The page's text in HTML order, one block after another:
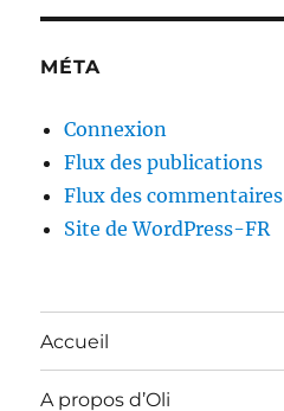
MÉTA
Connexion
Flux des publications
Flux des commentaires
Site de WordPress-FR
Accueil
A propos d’Oli